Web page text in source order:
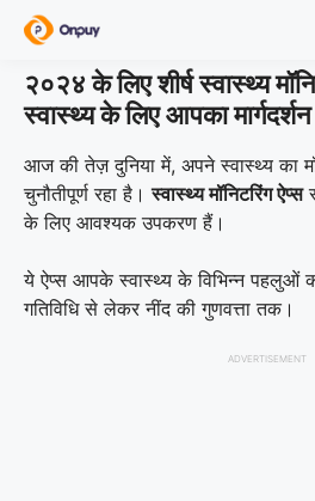
Skip
content
२०२४ के लिए शीर्ष स्वास्थ्य
स्वास्थ्य के लिए आपका मार्गदर्शन
आज की तेज़ दुनिया में, अपने स्वास्थ्य का
चुनौतीपूर्ण रहा है।स्वास्थ्य मॉनिटरिंग ऐप्स
के लिए आवश्यक उपकरण हैं।
ये ऐप्स आपके स्वास्थ्य के विभिन्न पहलुओं
गतिविधि से लेकर नींद की गुणवत्ता तक।
ADVERTISEMENT